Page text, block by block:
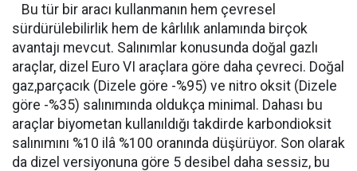
Bu tür bir aracı kullanmanın hem çevresel
sürdürülebilirlik hem de kârlılık anlamında birçok
avantajı mevcut. Salınımlar konusunda doğal gazlı
araçlar, dizel Euro VI araçlara göre daha çevreci. Doğal
gaz,parçacık (Dizele göre -%95) ve nitro oksit (Dizele
göre -%35) salınımında oldukça minimal. Dahası bu
araçlar biyometan kullanıldığı takdirde karbondioksit
salınımını %10 ilâ %100 oranında düşürüyor. Son olarak
da dizel versiyonuna göre 5 desibel daha sessiz, bu